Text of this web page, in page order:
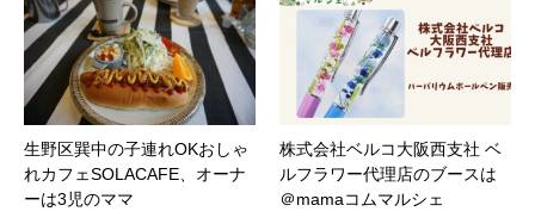
生野区巽中の子連れOKおしゃ
れカフェSOLACAFE、オーナ
ーは3児のママ
株式会社ベルコ大阪西支社 ベ
ルフラワー代理店のブースは
＠mamaコムマルシェ